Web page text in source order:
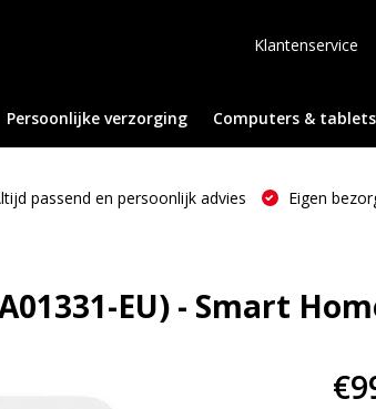
Klantenservice
Persoonlijke verzorging Computers & tablets
passend en persoonlijk advies Eigen
EU) - Smart